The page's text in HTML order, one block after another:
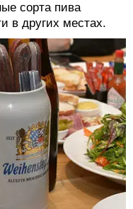
сорта пива
в других местах.